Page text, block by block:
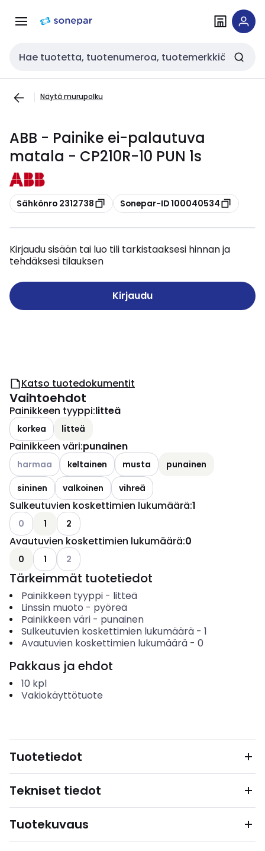
navigointiinsisältöön
Haku
Näytä murupolku
ABB - Painike ei-palautuva
matala - CP210R-10 PUN 1s
Kopioi
Sähkönro 2312738 Kopioi
Sonepar-ID 100040534
Kirjaudu sisään tai luo tili tarkistaaksesi hinnan ja
tehdäksesi tilauksen
Kirjaudu
Katso tuotedokumentit
Vaihtoehdot
Painikkeen tyyppi:litteä
korkea litteä
Painikkeen väri:punainen
Katso käytettävissä olevat vaihtoehdot
harmaa keltainen musta
punainen
sininen
valkoinen vihreä
Sulkeutuvien koskettimien lukumäärä:1
Katso käytettävissä olevat vaihtoehdot
0 1 2
Avautuvien koskettimien lukumäärä:0
0 1 Katso käytettävissä olevat vaihtoehdot
2
Tärkeimmät tuotetiedot
Painikkeen tyyppi- litteä
Linssin muoto - pyöreä
Painikkeen väri- punainen
Sulkeutuvien koskettimien lukumäärä- 1
Avautuvien koskettimien lukumäärä- 0
Pakkaus ja ehdot
10 kpl
Vakiokäyttötuote
Tuotetiedot
Tekniset tiedot
Tuotekuvaus